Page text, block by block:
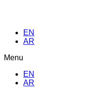
EN
AR
Menu
EN
AR